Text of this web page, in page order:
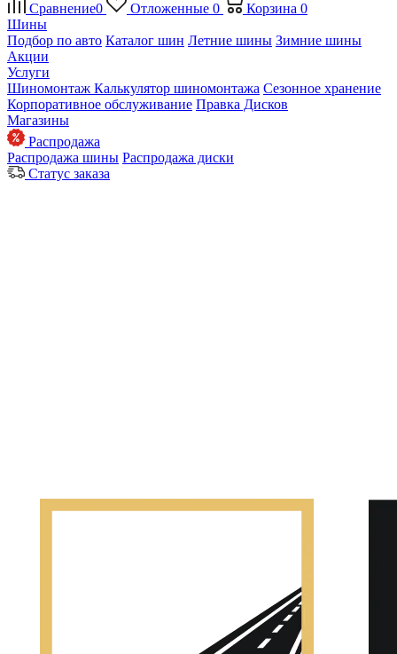
Сравнение0 Отложенные 0 Корзина 0
Шины
Подбор по авто Каталог шин Летние шины Зимние шины
Акции
Услуги
Шиномонтаж Калькулятор шиномонтажа Сезонное хранение
Корпоративное обслуживание Правка Дисков
Магазины
Распродажа
Распродажа шины Распродажа диски
Статус заказа